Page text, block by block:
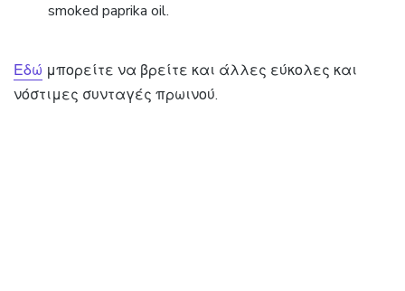
smoked paprika oil.
Εδώ μπορείτε να βρείτε και άλλες εύκολες και
νόστιμες συνταγές πρωινού.